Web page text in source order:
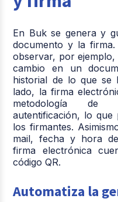
En Buk se genera y
documento y la firma.
observar, por
cambio en un
historial de lo que se
lado, la firma
metodología de
autentificación, lo que
los firmantes.
mail, fecha y hora
firma electrónica
código QR.
Automatiza la